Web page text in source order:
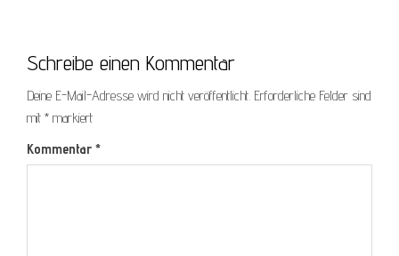
Schreibe einen Kommentar
Deine E-Mail-Adresse wird nicht veröffentlicht. Erforderliche Felder sind
mit * markiert
Kommentar *